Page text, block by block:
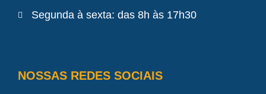
Segunda à sexta: das 8h às 17h30
NOSSAS REDES SOCIAIS